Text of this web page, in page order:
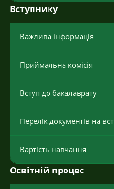
Вступнику
Важлива інформація
Приймальна комісія
Вступ до бакалаврату
Перелік документів на
Вартість навчання
Освітній процес